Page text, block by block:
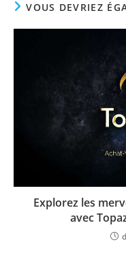
VOUS DEVRIEZ
Explorez les
avec